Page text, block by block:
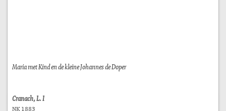
Maria met Kind en de kleine Johannes de Doper
Cranach, L. I
NK 1883